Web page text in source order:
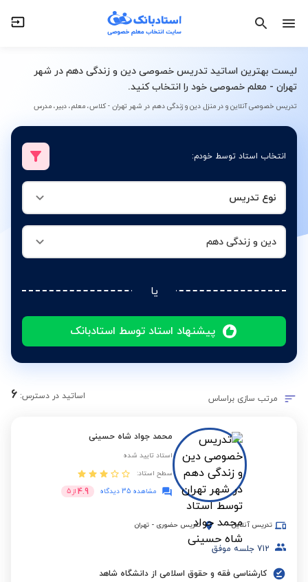
لیست بهترین اساتید تدریس خصوصی دین و زندگی دهم در شهر
تهران - معلم خصوصی خود را انتخاب کنید.
تدریس خصوصی آنلاین و در منزل دین و زندگی دهم در شهر تهران - کلاس، معلم، دبیر، مدرس
انتخاب استاد توسط خودم:
نوع تدریس
دین و زندگی دهم
یا
پیشنهاد استاد توسط استادبانک
دین و زندگی دهم
مرتب سازی براساس اساتید در دسترس: 6
محمد جواد شاه حسینی
استاد تایید شده
سطح استاد:
مشاهده 35 دیدگاه
4.9 از 5
تدریس آنلاین تدریس حضوری - تهران
712 جلسه موفق
کارشناسی فقه و حقوق اسلامی از دانشگاه شاهد